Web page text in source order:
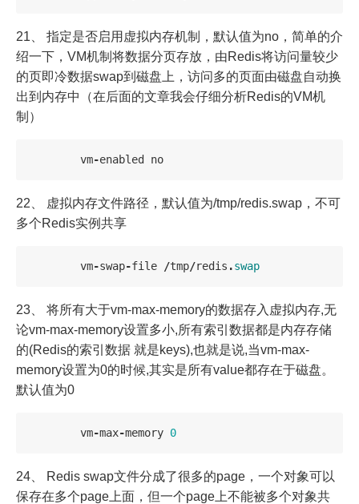
21、 指定是否启用虚拟内存机制，默认值为no，简单的介
绍一下，VM机制将数据分页存放，由Redis将访问量较少
的页即冷数据swap到磁盘上，访问多的页面由磁盘自动换
出到内存中（在后面的文章我会仔细分析Redis的VM机
制）
vm-enabled no
22、 虚拟内存文件路径，默认值为/tmp/redis.swap，不可
多个Redis实例共享
vm-swap-file /tmp/redis .swap
23、 将所有大于vm-max-memory的数据存入虚拟内存,无
论vm-max-memory设置多小,所有索引数据都是内存存储
的(Redis的索引数据 就是keys),也就是说,当vm-max-
memory设置为0的时候,其实是所有value都存在于磁盘。
默认值为0
vm-max-memory 0
24、 Redis swap文件分成了很多的page，一个对象可以
保存在多个page上面，但一个page上不能被多个对象共